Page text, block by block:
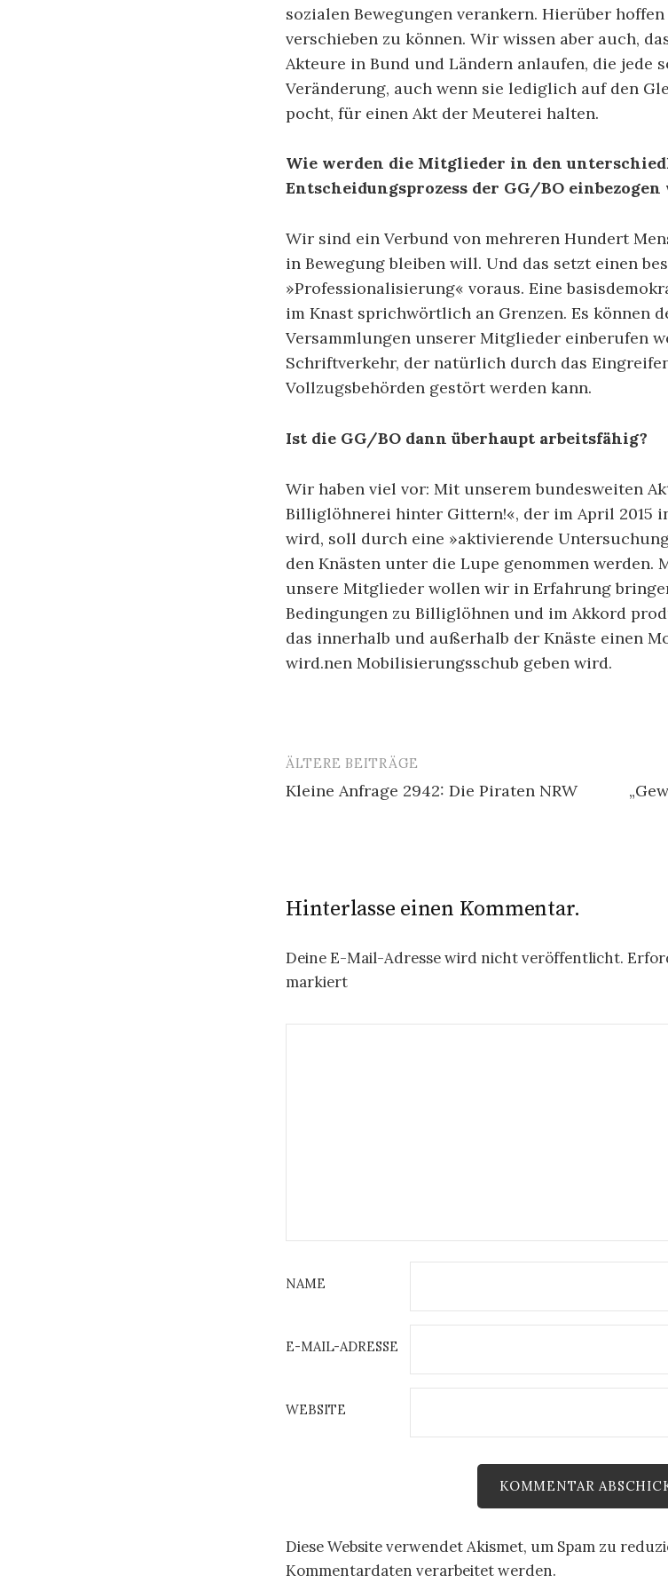
sozialen Bewegungen verankern. Hierüber
verschieben zu können. Wir wissen aber auch,
Akteure in Bund und Ländern anlaufen, die jede
Veränderung, auch wenn sie lediglich auf den
pocht, für einen Akt der Meuterei halten.
Wie werden die Mitglieder in den
Entscheidungsprozess der GG/BO einbezogen
Wir sind ein Verbund von mehreren Hundert
in Bewegung bleiben will. Und das setzt einen
»Professionalisierung« voraus. Eine
im Knast sprichwörtlich an Grenzen. Es können
Versammlungen unserer Mitglieder einberufen
Schriftverkehr, der natürlich durch das
Vollzugsbehörden gestört werden kann.
Ist die GG/BO dann überhaupt arbeitsfähig?
Wir haben viel vor: Mit unserem bundesweiten
Billiglöhnerei hinter Gittern!«, der im April 2015
wird, soll durch eine »aktivierende
den Knästen unter die Lupe genommen werden.
unsere Mitglieder wollen wir in Erfahrung
Bedingungen zu Billiglöhnen und im Akkord
das innerhalb und außerhalb der Knäste einen
wird.nen Mobilisierungsschub geben wird.
Beitragsnavigation
ÄLTERE BEITRÄGE
Kleine Anfrage 2942: Die Piraten NRW
Hinterlasse einen Kommentar.
Deine E-Mail-Adresse wird nicht veröffentlicht.
markiert
NAME
E-MAIL-ADRESSE
WEBSITE
Diese Website verwendet Akismet, um Spam zu
Kommentardaten verarbeitet werden.